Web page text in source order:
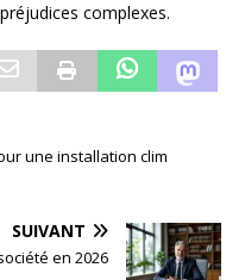
complexes.
une installation clim
SUIVANT
en 2026